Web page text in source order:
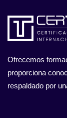
Ofrecemos
proporciona
respaldado por